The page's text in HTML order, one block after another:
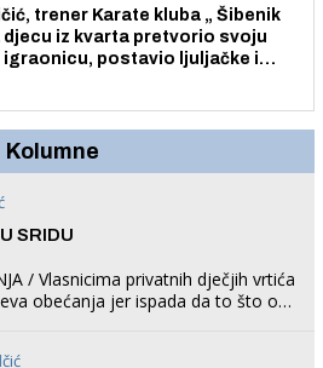
trener Karate kluba „ Šibenik
djecu iz kvarta pretvorio svoju
igraonicu, postavio ljuljačke i
Kolumne
SRIDU
/ Vlasnicima privatnih dječjih vrtića
obećanja jer ispada da to što oni